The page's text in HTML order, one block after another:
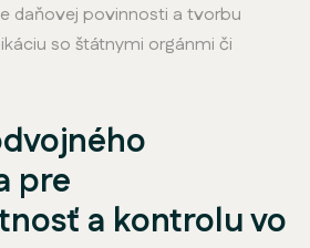
daňovej povinnosti a tvorbu
so štátnymi orgánmi či
pre
a kontrolu vo